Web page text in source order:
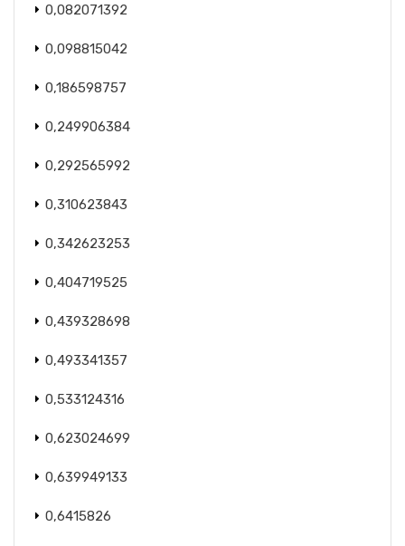
0,082071392
0,098815042
0,186598757
0,249906384
0,292565992
0,310623843
0,342623253
0,404719525
0,439328698
0,493341357
0,533124316
0,623024699
0,639949133
0,6415826